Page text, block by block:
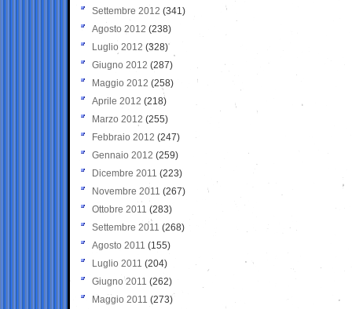
Settembre 2012 (341)
Agosto 2012 (238)
Luglio 2012 (328)
Giugno 2012 (287)
Maggio 2012 (258)
Aprile 2012 (218)
Marzo 2012 (255)
Febbraio 2012 (247)
Gennaio 2012 (259)
Dicembre 2011 (223)
Novembre 2011 (267)
Ottobre 2011 (283)
Settembre 2011 (268)
Agosto 2011 (155)
Luglio 2011 (204)
Giugno 2011 (262)
Maggio 2011 (273)